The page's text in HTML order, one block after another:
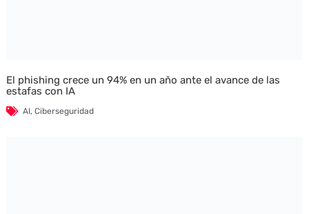
El phishing crece un 94% en un año ante el avance de las
estafas con IA
AI, Ciberseguridad